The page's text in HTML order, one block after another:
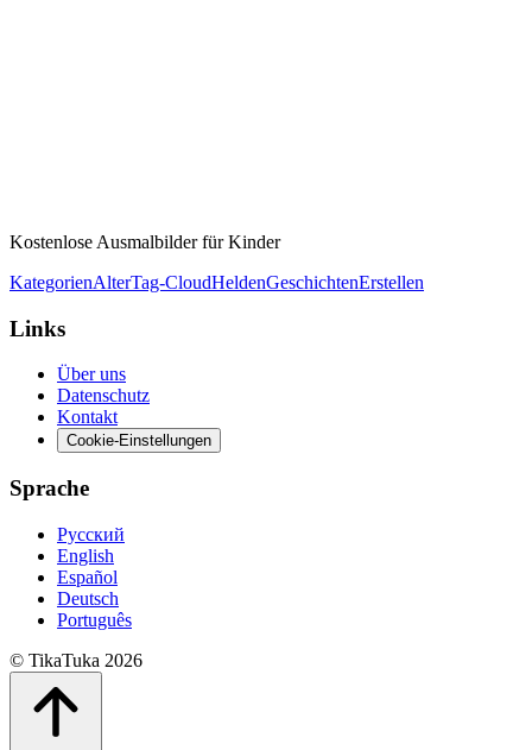
Kostenlose Ausmalbilder für Kinder
KategorienAlterTag-CloudHeldenGeschichtenErstellen
Links
Über uns
Datenschutz
Kontakt
Cookie-Einstellungen
Sprache
Русский
English
Español
Deutsch
Português
© TikaTuka 2026